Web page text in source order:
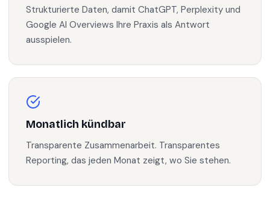
Strukturierte Daten, damit ChatGPT, Perplexity und
Google AI Overviews Ihre Praxis als Antwort
ausspielen.
Monatlich kündbar
Transparente Zusammenarbeit. Transparentes
Reporting, das jeden Monat zeigt, wo Sie stehen.